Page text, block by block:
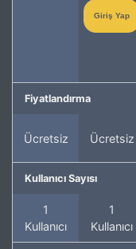
Giriş Yap
Fiyatlandırma
Ücretsiz Ücretsiz
Kullanıcı Sayısı
1
Kullanıcı
1
Kullanıcı